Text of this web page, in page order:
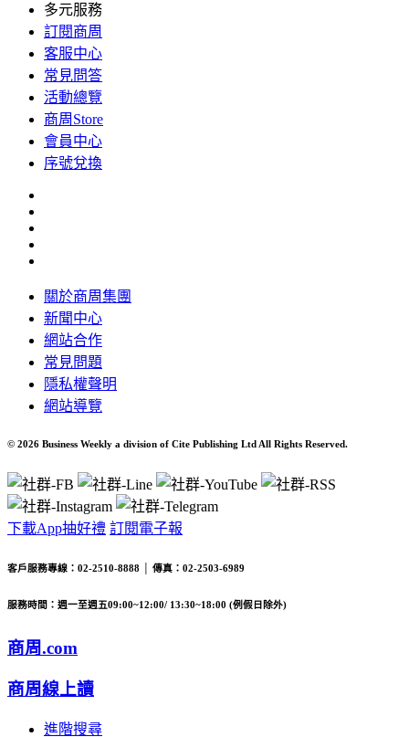
多元服務
訂閱商周
客服中心
常見問答
活動總覽
商周Store
會員中心
序號兌換
關於商周集團
新聞中心
網站合作
常見問題
隱私權聲明
網站導覽
© 2026 Business Weekly a division of Cite Publishing Ltd All Rights Reserved.
下載App抽好禮 訂閱電子報
客戶服務專線：02-2510-8888 │ 傳真：02-2503-6989
服務時間：週一至週五09:00~12:00/ 13:30~18:00 (例假日除外)
商周.com
商周線上讀
進階搜尋